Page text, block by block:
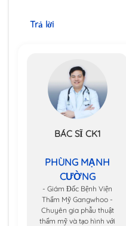
Trả lời
BÁC SĨ CK1
PHÙNG MẠNH
CƯỜNG
- Giám Đốc Bệnh Viện
Thẩm Mỹ Gangwhoo -
Chuyên gia phẫu thuật
thẩm mỹ và tạo hình với